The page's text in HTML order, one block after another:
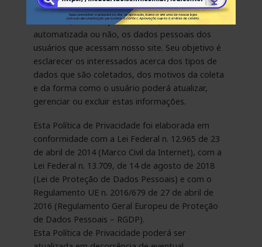
informações a respeito do modo como
tratamos, total ou parcialmente, de forma
automatizada ou não, os dados pessoais dos
usuários que acessam nosso site. Seu objetivo é
esclarecer os interessados acerca dos tipos de
dados que são coletados, dos motivos da coleta
e da forma como o usuário poderá atualizar,
gerenciar ou excluir estas informações.
Esta Política de Privacidade foi elaborada em
conformidade com a Lei Federal n. 12.965 de 23
de abril de 2014 (Marco Civil da Internet), com a
Lei Federal n. 13.709, de 14 de agosto de 2018
(Lei de Proteção de Dados Pessoais) e com o
Regulamento UE n. 2016/679 de 27 de abril de
2016 (Regulamento Geral Europeu de Proteção
de Dados Pessoais – RGDP).
Esta Política de Privacidade poderá ser